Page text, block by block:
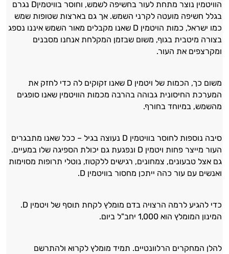
הוויטמין נוצר מתחת לעור בחשיפה לשמש, וחוסר בוויטמיןD נגרם
בגלל חשיפה מועטה לקרני השמש. אך גם בארצות שטופות שמש
כמו ישראל, כמות הויטמין D שאנו מקבלים מאור השמש איננו נספג
בצורה מיטבית בגוף, משום שבזמן המקלחת אנחנו מסבנים
ומקרצפים את העור.
משום כך, הכמות של ויטמין D שאנו זקוקים לה כדי לחזק את
המערכת החיסונית גבוהה בהרבה מכמות הוויטמין שאנו סופגים
מהשמש, במיוחד בחורף.
סיבה נוספות לחוסר בוויטמין D נעוצה בגיל – ככל שאנו מתבגרים
העור מייצר פחות ויטמין D ונפגעת גם יכולת הספיגה שלו במעיים.
גם אצל טבעונים, צמחונים, רגישים ללקטוז, נוטלי תרופות מסוימות
ואנשים עם עור כהה ייתכן מחסור בוויטמין D.
כדי להגיע לרמה הרצויה בדם מומלץ לקחת תוסף של ויטמין D.
המינון המומלץ הוא 1,000 יחב"ל ביום.
להלן המחקרים הרלוונטיים. תמיד מומלץ לקרוא ולהתרשם